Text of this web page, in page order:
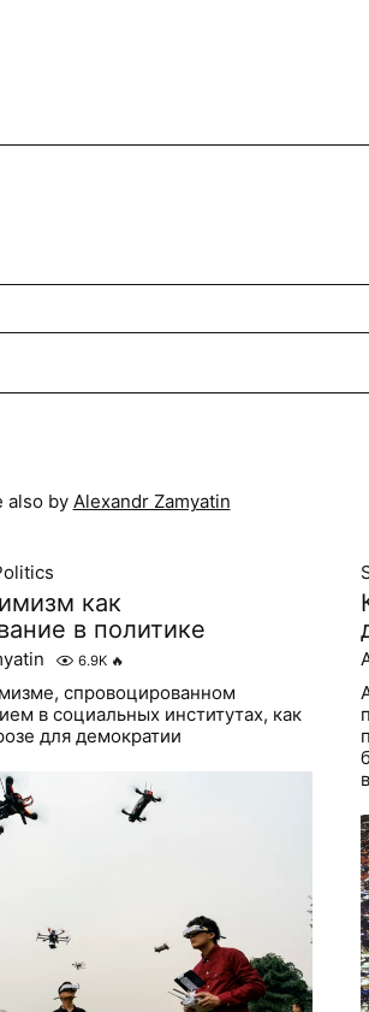
also by Alexandr Zamyatin
как
в политике
6.9K 🔥
спровоцированном
в социальных институтах, как
для демократии